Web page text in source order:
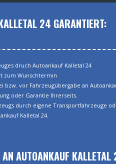
24 GARANTIERT:
druch Autoankauf Kalletal 24
zum Wunschtermin
bzw. vor Fahrzeugübergabe an
oder Garantie Ihrerseits.
durch eigene Transportfahrzeuge
Kalletal 24.
AN AUTOANKAUF